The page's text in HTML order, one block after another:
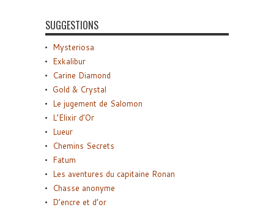
SUGGESTIONS
Mysteriosa
Exkalibur
Carine Diamond
Gold & Crystal
Le jugement de Salomon
L’Elixir d’Or
Lueur
Chemins Secrets
Fatum
Les aventures du capitaine Ronan
Chasse anonyme
D’encre et d’or